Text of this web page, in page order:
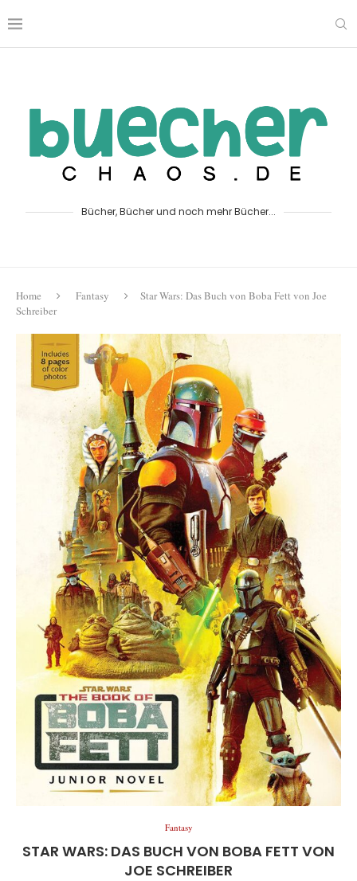
Bücher, Bücher und noch mehr Bücher...
Home Fantasy
Star Wars: Das Buch von Boba Fett von Joe
Schreiber
Fantasy
STAR WARS: DAS BUCH VON BOBA FETT VON
JOE SCHREIBER